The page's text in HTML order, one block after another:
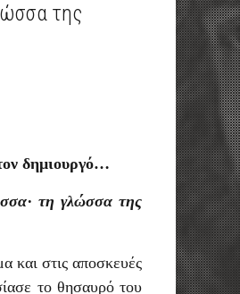
της
δημιουργό…
τη γλώσσα της
και στις αποσκευές
το θησαυρό του